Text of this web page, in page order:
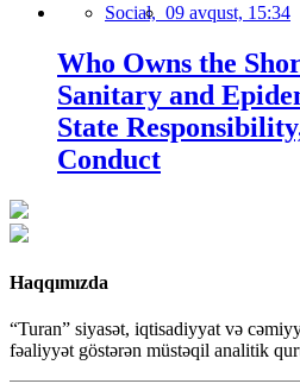
Social, 09 avqust, 15:34
Who Owns the
Sanitary and
State
Conduct
Haqqımızda
“Turan” siyasət, iqtisadiyyat və
fəaliyyət göstərən müstəqil analitik